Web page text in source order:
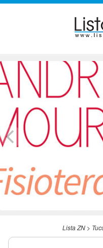
Lista ZN >